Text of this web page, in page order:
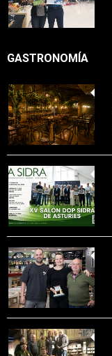
GASTRONOMÍA